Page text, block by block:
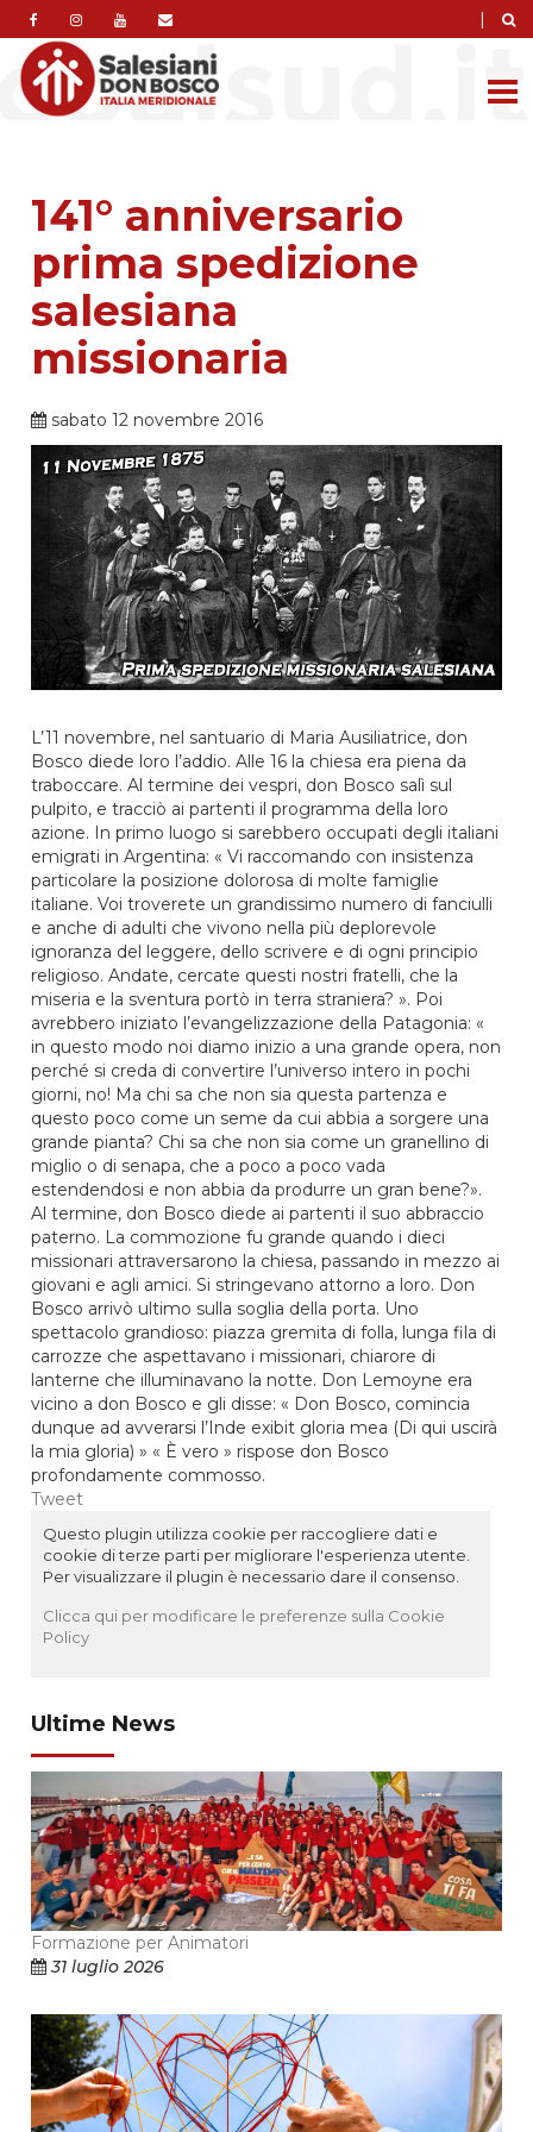
|
141° anniversario
prima spedizione
salesiana
missionaria
sabato 12 novembre 2016
L’11 novembre, nel santuario di Maria Ausiliatrice, don
Bosco diede loro l’addio. Alle 16 la chiesa era piena da
traboccare. Al termine dei vespri, don Bosco salì sul
pulpito, e tracciò ai partenti il programma della loro
azione. In primo luogo si sarebbero occupati degli italiani
emigrati in Argentina: « Vi raccomando con insistenza
particolare la posizione dolorosa di molte famiglie
italiane. Voi troverete un grandissimo numero di fanciulli
e anche di adulti che vivono nella più deplorevole
ignoranza del leggere, dello scrivere e di ogni principio
religioso. Andate, cercate questi nostri fratelli, che la
miseria e la sventura portò in terra straniera? ». Poi
avrebbero iniziato l’evangelizzazione della Patagonia: «
in questo modo noi diamo inizio a una grande opera, non
perché si creda di convertire l’universo intero in pochi
giorni, no! Ma chi sa che non sia questa partenza e
questo poco come un seme da cui abbia a sorgere una
grande pianta? Chi sa che non sia come un granellino di
miglio o di senapa, che a poco a poco vada
estendendosi e non abbia da produrre un gran bene?».
Al termine, don Bosco diede ai partenti il suo abbraccio
paterno. La commozione fu grande quando i dieci
missionari attraversarono la chiesa, passando in mezzo ai
giovani e agli amici. Si stringevano attorno a loro. Don
Bosco arrivò ultimo sulla soglia della porta. Uno
spettacolo grandioso: piazza gremita di folla, lunga fila di
carrozze che aspettavano i missionari, chiarore di
lanterne che illuminavano la notte. Don Lemoyne era
vicino a don Bosco e gli disse: « Don Bosco, comincia
dunque ad avverarsi l’Inde exibit gloria mea (Di qui uscirà
la mia gloria) » « È vero » rispose don Bosco
profondamente commosso.
Tweet
Questo plugin utilizza cookie per raccogliere dati e
cookie di terze parti per migliorare l'esperienza utente.
Per visualizzare il plugin è necessario dare il consenso.
Clicca qui per modificare le preferenze sulla Cookie
Policy
Ultime News
Formazione per Animatori
31 luglio 2026